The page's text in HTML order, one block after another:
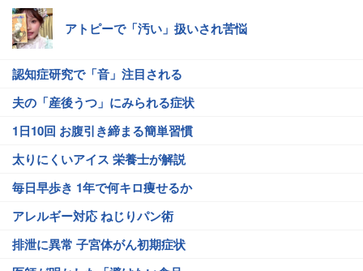
アトピーで「汚い」扱いされ苦悩
認知症研究で「音」注目される
夫の「産後うつ」にみられる症状
1日10回 お腹引き締まる簡単習慣
太りにくいアイス 栄養士が解説
毎日早歩き 1年で何キロ痩せるか
アレルギー対応 ねじりパン術
排泄に異常 子宮体がん初期症状